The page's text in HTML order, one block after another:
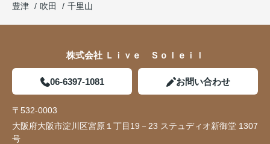
豊津
吹田 千里山
株式会社 Ｌｉｖｅ Ｓｏｌｅｉｌ
06-6397-1081 お問い合わせ
〒532-0003
大阪府大阪市淀川区宮原１丁目19－23 ステュディオ新御堂 1307
号